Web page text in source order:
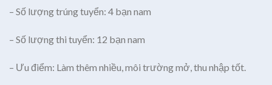
– Số lượng trúng tuyển: 4 bạn nam
– Số lượng thi tuyển: 12 bạn nam
– Ưu điểm: Làm thêm nhiều, môi trường mở, thu nhập tốt.